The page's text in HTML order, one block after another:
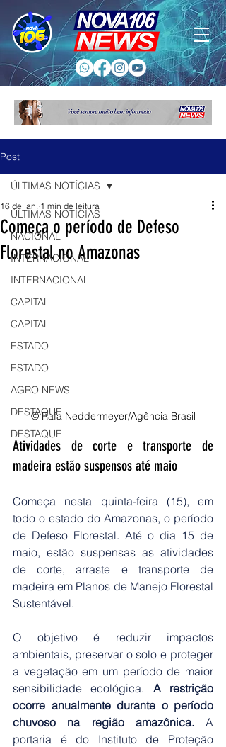
Post
ÚLTIMAS NOTÍCIAS
NACIONAL
INTERNACIONAL
INTERNACIONAL
CAPITAL
CAPITAL
ESTADO
ESTADO
AGRO NEWS
DESTAQUE
DESTAQUE
ÚLTIMAS NOTÍCIAS
Começa o período de Defeso
Florestal no Amazonas
16 de jan. 1 min de leitura
© Rafa Neddermeyer/Agência Brasil
Atividades de corte e transporte de
madeira estão suspensos até maio
Começa nesta quinta-feira (15), em
todo o estado do Amazonas, o período
de Defeso Florestal. Até o dia 15 de
maio, estão suspensas as atividades
de corte, arraste e transporte de
madeira em Planos de Manejo Florestal
Sustentável.
O objetivo é reduzir impactos
ambientais, preservar o solo e proteger
a vegetação em um período de maior
sensibilidade ecológica. A restrição
ocorre anualmente durante o período
chuvoso na região amazônica. A
portaria é do Instituto de Proteção